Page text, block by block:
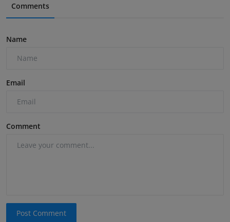
Comments
Name
Email
Comment
Post Comment